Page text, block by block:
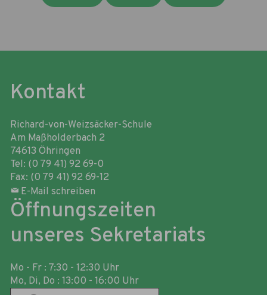
Kontakt
Richard-von-Weizsäcker-Schule
Am Maßholderbach 2
74613 Öhringen
Tel: (0 79 41) 92 69-0
Fax: (0 79 41) 92 69-12
E-Mail schreiben
Öffnungszeiten
unseres Sekretariats
Mo - Fr : 7:30 - 12:30 Uhr
Mo, Di, Do : 13:00 - 16:00 Uhr